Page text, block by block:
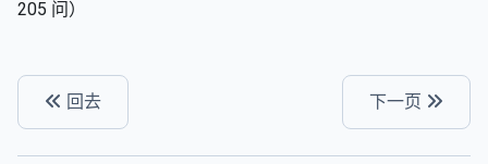
205 问）
回去 下一页